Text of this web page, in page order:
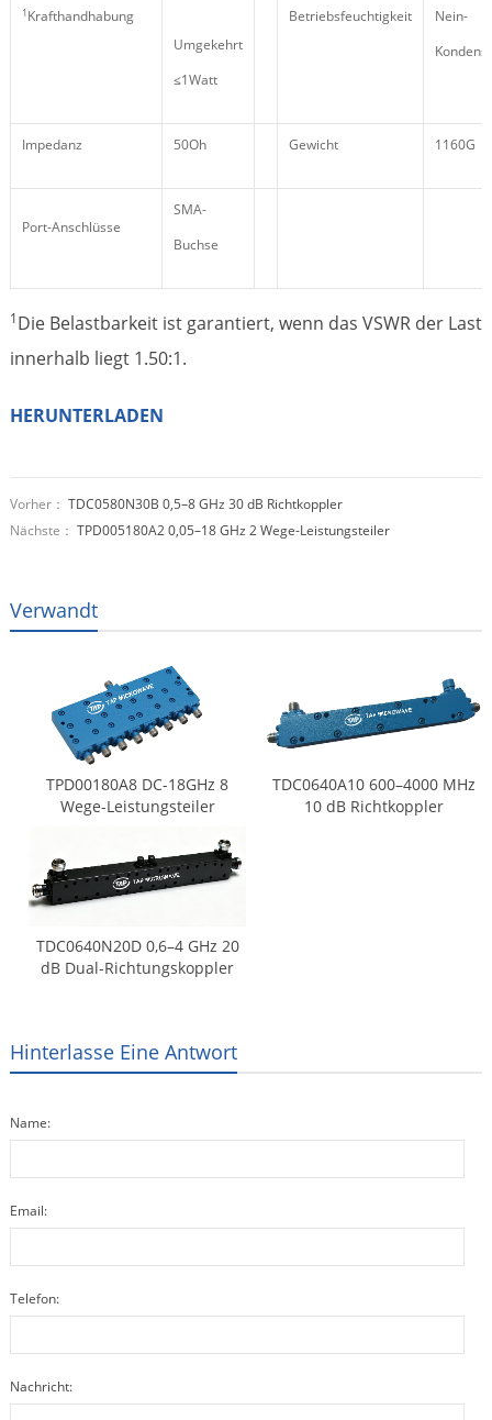
1 Krafthandhabung
Umgekehrt
≤1Watt
Betriebsfeuchtigkeit
Nein-
Impedanz 50Oh Gewicht 1160G
Port-Anschlüsse
SMA-
Buchse
1Die Belastbarkeit ist garantiert, wenn das VSWR der Last
innerhalb liegt 1.50:1.
HERUNTERLADEN
Vorher： TDC0580N30B 0,5–8 GHz 30 dB Richtkoppler
Nächste： TPD005180A2 0,05–18 GHz 2 Wege-Leistungsteiler
Verwandt
TPD00180A8 DC-18GHz 8
Wege-Leistungsteiler
TDC0640A10 600–4000 MHz
10 dB Richtkoppler
TDC0640N20D 0,6–4 GHz 20
dB Dual-Richtungskoppler
Hinterlasse Eine Antwort
Name:
Email:
Telefon:
Nachricht: